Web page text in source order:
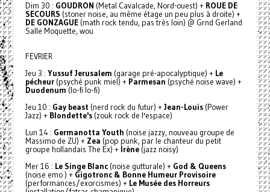
Dim 30 : GOUDRON (Metal Cavalcade, Nord-ouest) + ROUE DE
SECOURS (stoner noise, au même étage un peu plus à droite) +
DE GONZAGUE(math rock tendu, pas très loin) @ Grnd Gerland
Salle Moquette, wou
FEVRIER
Jeu 3 : Yussuf Jerusalem (garage pré-apocalyptique) + Le
pécheur(psyché punk miel) + Parmesan (psyché noise wave) +
Duodenum (lo-fi lo-fi)
Jeu 10 : Gay beast (nerd rock du futur) +Jean-Louis(Power
Jazz) + Blondette's (zouk rock de l'espace)
Lun 14 : Germanotta Youth (noise jazzy, nouveau groupe de
Massimo de ZU) + Zea (pop punk, par le chanteur du petit
groupe hollandais The Ex) + Irène(jazz noisy)
Mer 16 : Le Singe Blanc (noise gutturale) + God & Queens
(noise emo ) + Gigotronc & Bonne Humeur Provisoire
(performances/exorcismes) + Le Musée des Horreurs